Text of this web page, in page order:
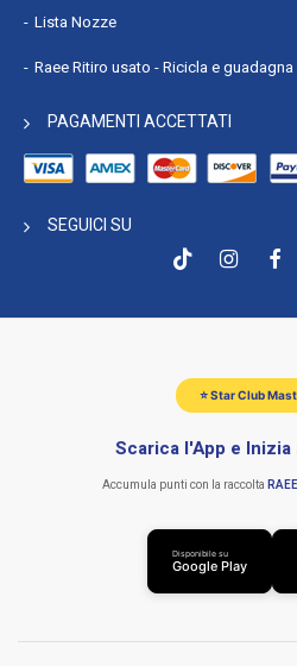
Lista Nozze
Raee Ritiro usato - Ricicla e guadagna
PAGAMENTI ACCETTATI
SEGUICI SU
⭐ Star Club
Scarica l'App e Inizia
Accumula punti con la raccolta RAEE
Disponibile su
Google Play